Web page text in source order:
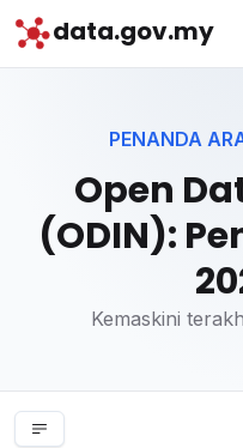
data.gov.my
PENANDA
Open
(ODIN):
Kemaskini